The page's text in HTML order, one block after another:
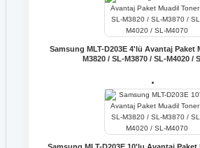
Samsung MLT-D203E 4'lü Avantaj Paket
M3820 / SL-M3870 / SL-M4020 /
Samsung MLT-D203E 10'lu Avantaj